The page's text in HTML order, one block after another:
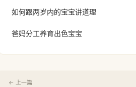
如何跟两岁内的宝宝讲道理
爸妈分工养育出色宝宝
← 上一篇